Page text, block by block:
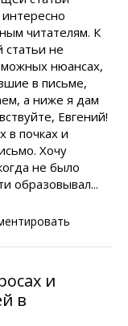
читателям. К
не
нюансах,
в письме,
а ниже я дам
Евгений!
в почках и
Хочу
не было
образовывал...
и
в